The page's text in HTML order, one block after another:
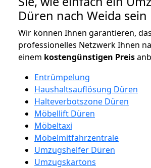
Düren nach Weida sein
Wir können Ihnen garantieren,
professionelles Netzwerk Ihnen
einem kostengünstigen Preis
Entrümpelung
Haushaltsauflösung Düren
Halteverbotszone Düren
Möbellift Düren
Möbeltaxi
Möbelmitfahrzentrale
Umzugshelfer Düren
Umzugskartons